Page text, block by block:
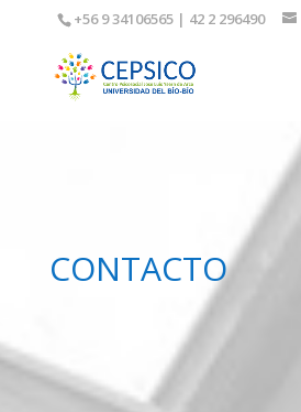
+56 9 34106565 | 42 2 296490
CONTACTO